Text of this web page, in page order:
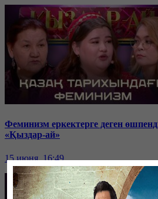
Феминизм еркектерге деген
«Қыздар-ай»
15 июня, 16:49